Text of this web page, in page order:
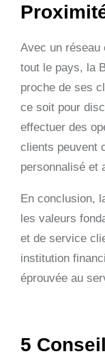
Avec un réseau
tout le pays, la
proche de ses
ce soit pour
effectuer des
clients peuvent
personnalisé et
En conclusion,
les valeurs
et de service
institution
éprouvée au
5